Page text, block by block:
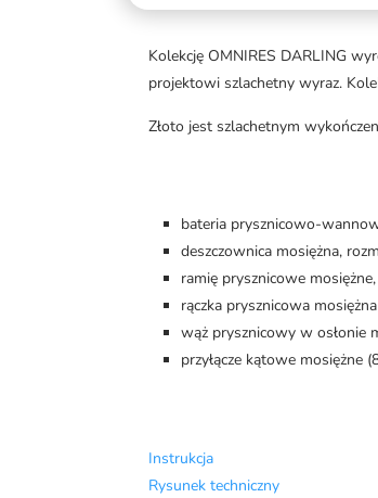
Kolekcję OMNIRES DARLING
projektowi szlachetny wyraz.
Złoto jest szlachetnym
bateria prysznicowo-
deszczownica mosiężna,
ramię prysznicowe
rączka prysznicowa
wąż prysznicowy w osłonie
przyłącze kątowe mosiężne
Instrukcja
Rysunek techniczny